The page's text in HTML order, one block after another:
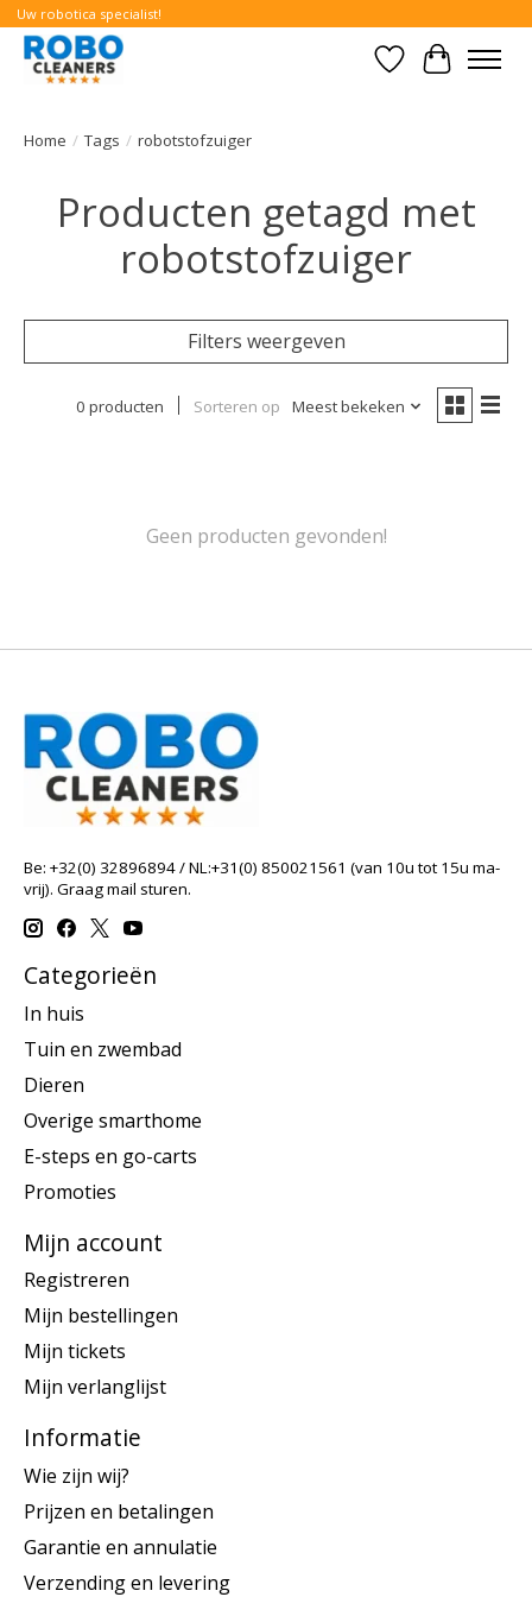
Uw robotica specialist!
Verlanglijst
Home / Tags / robotstofzuiger
Producten getagd met
robotstofzuiger
Filters weergeven
0 producten Sorteren op Meest bekeken
Geen producten gevonden!
Be: +32(0) 32896894 / NL:+31(0) 850021561 (van 10u tot 15u ma-
vrij). Graag mail sturen.
Categorieën
In huis
Tuin en zwembad
Dieren
Overige smarthome
E-steps en go-carts
Promoties
Mijn account
Registreren
Mijn bestellingen
Mijn tickets
Mijn verlanglijst
Informatie
Wie zijn wij?
Prijzen en betalingen
Garantie en annulatie
Verzending en levering